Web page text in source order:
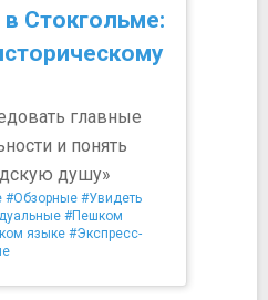
Стокгольме:
главные
и понять
душу»
#Обзорные #Увидеть
#Пешком
языке #Экспресс-